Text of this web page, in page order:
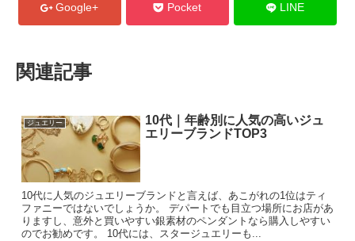
Google+ Pocket LINE
関連記事
ジュエリー
10代｜年齢別に人気の高いジュ
エリーブランドTOP3
10代に人気のジュエリーブランドと言えば、あこがれの1位はティ
ファニーではないでしょうか。 デパートでも目立つ場所にお店があ
りますし、意外と買いやすい銀素材のペンダントなら購入しやすい
のでお勧めです。 10代には、スタージュエリーも...